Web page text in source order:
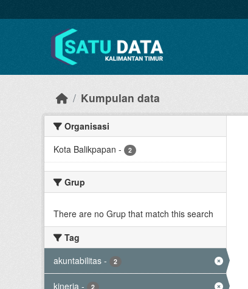
Kumpulan data
Organisasi
Kota Balikpapan - 2
Grup
There are no Grup that match this search
Tag
akuntabilitas - 2
kinerja - 2